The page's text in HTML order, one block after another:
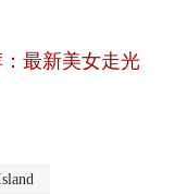
最新美女走光